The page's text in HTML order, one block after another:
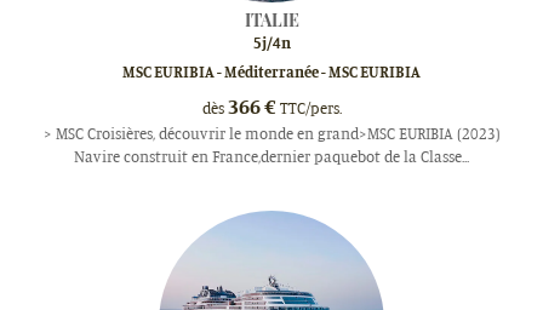
ITALIE
5j/4n
MSC EURIBIA - Méditerranée - MSC EURIBIA
dès366€ TTC/pers.
> MSC Croisières, découvrir le monde en grand>MSC EURIBIA (2023)
Navire construit en France,dernier paquebot de la Classe...